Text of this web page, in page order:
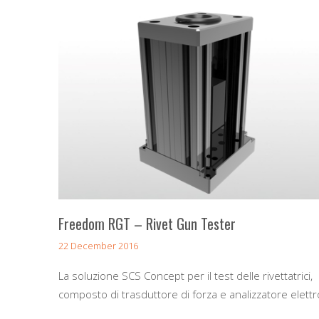
Freedom RGT – Rivet Gun Tester
22 December 2016
La soluzione SCS Concept per il test delle rivettatrici,
composto di trasduttore di forza e analizzatore